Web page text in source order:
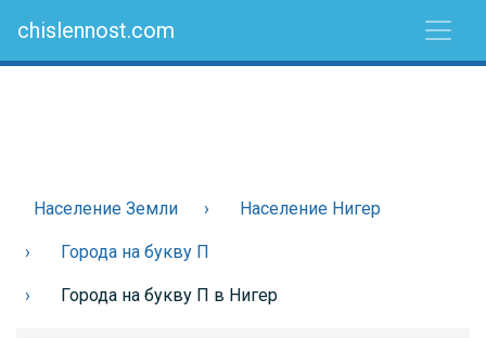
chislennost.com
Население Земли Население Нигер
Города на букву П
Города на букву П в Нигер